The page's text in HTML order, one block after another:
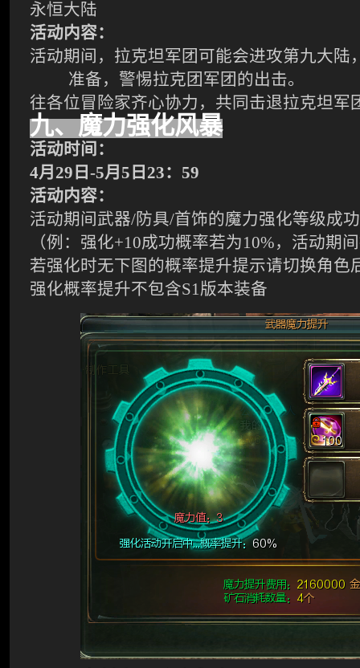
永恒大陆
活动内容：
活动期间，拉克坦军团可能会进攻第九大陆
准备，警惕拉克团军团的出击。
往各位冒险家齐心协力，共同击退拉克坦军
九、魔力强化风暴
活动时间：
4月29日-5月5日23：59
活动内容：
活动期间武器/防具/首饰的魔力强化等级成
（例：强化+10成功概率若为10%，活动期
若强化时无下图的概率提升提示请切换角色
强化概率提升不包含S1版本装备